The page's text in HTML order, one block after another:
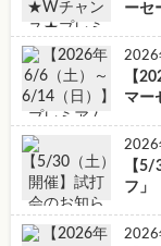
ーセ
2026
【
マー
2026
【
フ」
2026